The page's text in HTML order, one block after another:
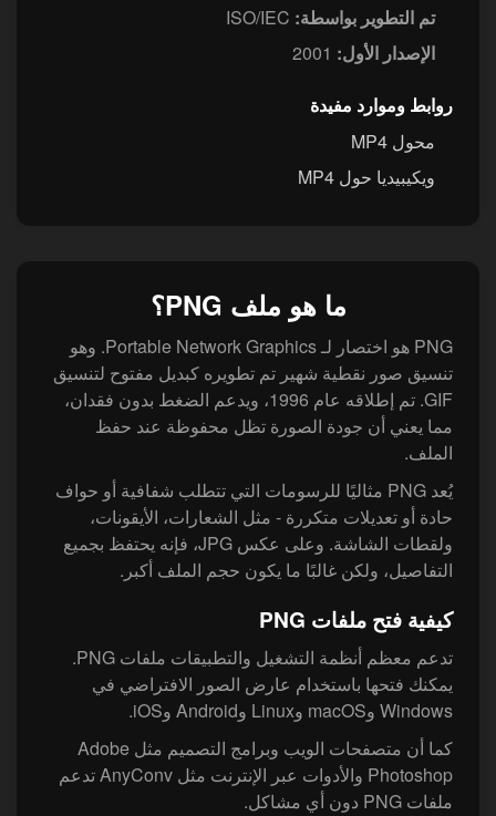
تم التطوير بواسطة:
الإصدار الأول:
روابط وموارد مفيدة
محول MP4
ويكيبيديا حول MP4
ما هو ملف PNG؟
PNG هو اختصار لـ Portable Network Graphics. وهو
تنسيق صور نقطية شهير تم تطويره كبديل مفتوح لتنسيق
GIF. تم إطلاقه عام 1996، ويدعم الضغط بدون فقدان،
مما يعني أن جودة الصورة تظل محفوظة عند حفظ
الملف.
يُعد PNG مثاليًا للرسومات التي تتطلب شفافية أو حواف
حادة أو تعديلات متكررة - مثل الشعارات، الأيقونات،
ولقطات الشاشة. وعلى عكس JPG، فإنه يحتفظ بجميع
التفاصيل، ولكن غالبًا ما يكون حجم الملف أكبر.
كيفية فتح ملفات PNG
تدعم معظم أنظمة التشغيل والتطبيقات ملفات PNG.
يمكنك فتحها باستخدام عارض الصور الافتراضي في
Windows وmacOS وLinux وAndroid وiOS.
كما أن متصفحات الويب وبرامج التصميم مثل Adobe
Photoshop والأدوات عبر الإنترنت مثل AnyConv تدعم
ملفات PNG دون أي مشاكل.